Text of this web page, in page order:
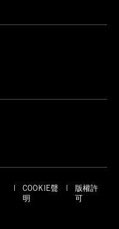
COOKIE聲
明
版權許
可